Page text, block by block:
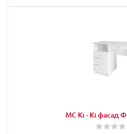
МС Кi - Кi фасад